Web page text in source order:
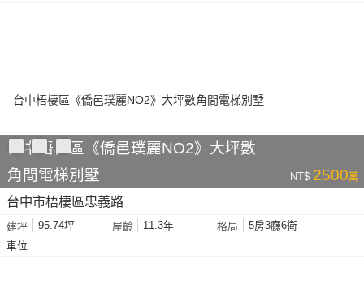
台中梧棲區《僑邑璞麗NO2》大坪數
角間電梯別墅
NT$ 2500萬
台中市梧棲區忠義路
建坪 95.74坪 屋齡 11.3年 格局
5房3廳6衛
車位